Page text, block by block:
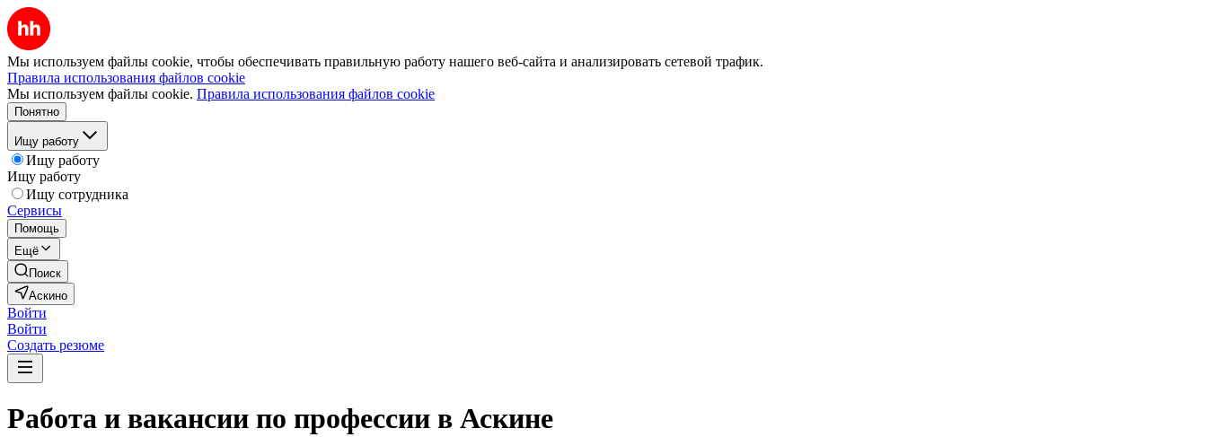
Мы используем файлы cookie, чтобы обеспечивать правильную работу нашего веб-сайта и анализировать сетевой трафик.
Правила использования файлов cookie
Мы используем файлы cookie. Правила использования файлов cookie
Понятно
Ищу работу
Ищу работу
Ищу работу
Ищу сотрудника
Сервисы
Помощь
Ещё
Поиск
Аскино
Войти
Войти
Создать резюме
Работа и вакансии по профессии в Аскине